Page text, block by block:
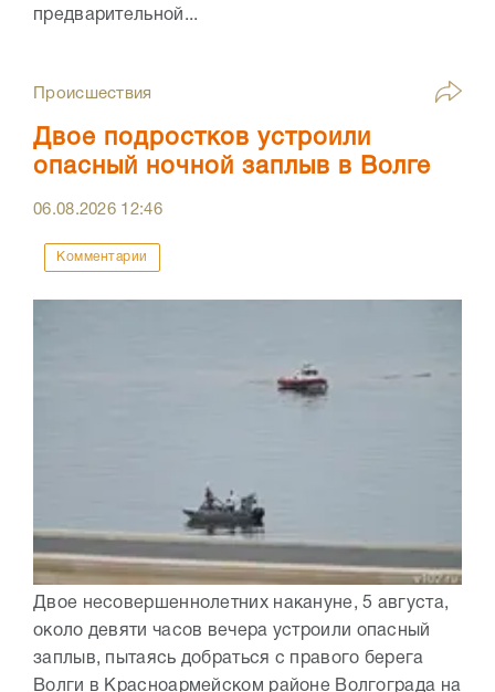
предварительной...
Происшествия
Двое подростков устроили
опасный ночной заплыв в Волге
06.08.2026 12:46
Комментарии
Двое несовершеннолетних накануне, 5 августа,
около девяти часов вечера устроили опасный
заплыв, пытаясь добраться с правого берега
Волги в Красноармейском районе Волгограда на